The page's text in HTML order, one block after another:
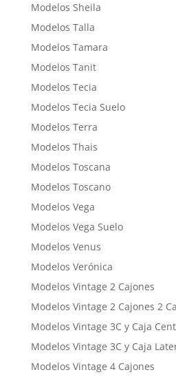
Modelos Sheila
Modelos Talla
Modelos Tamara
Modelos Tanit
Modelos Tecia
Modelos Tecia Suelo
Modelos Terra
Modelos Thais
Modelos Toscana
Modelos Toscano
Modelos Vega
Modelos Vega Suelo
Modelos Venus
Modelos Verónica
Modelos Vintage 2 Cajones
Modelos Vintage 2 Cajones 2
Modelos Vintage 3C y Caja
Modelos Vintage 3C y Caja
Modelos Vintage 4 Cajones